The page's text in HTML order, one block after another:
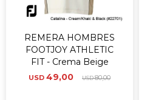
REMERA HOMBRES
FOOTJOY ATHLETIC
FIT - Crema Beige
USD 49,00 USD80,00